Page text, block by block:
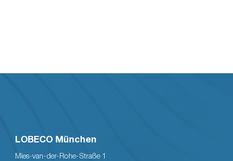
LOBECO München
Mies-van-der-Rohe-Straße 1